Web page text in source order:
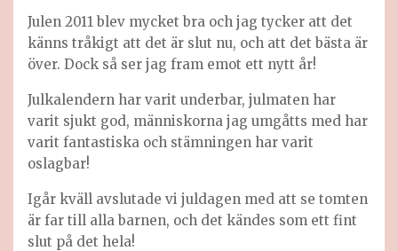
Julen 2011 blev mycket bra och jag tycker att det
känns tråkigt att det är slut nu, och att det bästa är
över. Dock så ser jag fram emot ett nytt år!
Julkalendern har varit underbar, julmaten har
varit sjukt god, människorna jag umgåtts med har
varit fantastiska och stämningen har varit
oslagbar!
Igår kväll avslutade vi juldagen med att se tomten
är far till alla barnen, och det kändes som ett fint
slut på det hela!